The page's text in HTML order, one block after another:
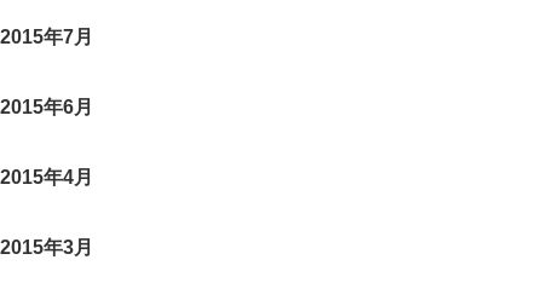
2015年7月
2015年6月
2015年4月
2015年3月